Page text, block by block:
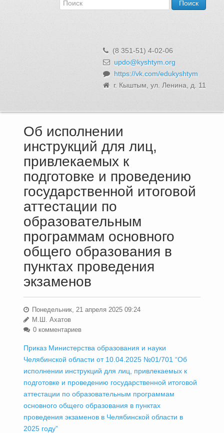
(8 351-51) 4-02-06
updo@kyshtym.org
https://vk.com/edukyshtym
г. Кыштым, ул. Ленина, д. 11
Об Управлении
Муниципальная служба и вакансии
Информационные системы, реестры и банки данных
Закупки для муниципальных нужд
Использование бюджетных средств
Об исполнении
инструкций для лиц,
привлекаемых к
подготовке и проведению
государственной итоговой
аттестации по
образовательным
программам основного
общего образования в
пунктах проведения
экзаменов
Понедельник, 21 апреля 2025 09:24
М.Ш. Ахатов
0 комментариев
Приказ Министерства образования и науки
Челябинской области от 10.04.2025 №01/701 “Об
исполнении инструкций для лиц, привлекаемых к
подготовке и проведению государственной итоговой
аттестации по образовательным программам
основного общего образования в пунктах
проведения экзаменов в Челябинской области в
2025 году”